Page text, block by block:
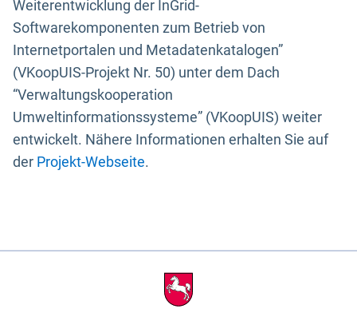
Weiterentwicklung der InGrid-
Softwarekomponenten zum Betrieb von
Internetportalen und Metadatenkatalogen”
(VKoopUIS-Projekt Nr. 50) unter dem Dach
“Verwaltungskooperation
Umweltinformationssysteme” (VKoopUIS) weiter
entwickelt. Nähere Informationen erhalten Sie auf
der Projekt-Webseite.